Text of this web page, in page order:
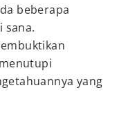
beberapa
sana.
yang